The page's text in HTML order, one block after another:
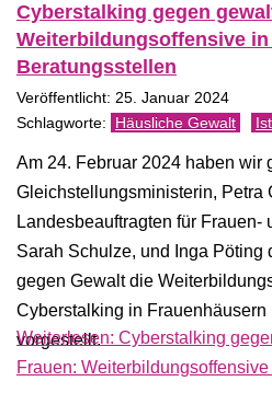
Cyberstalking gegen
Weiterbildungsoffensive
Beratungsstellen
Veröffentlicht: 25. Januar 2024
Häusliche Gewalt
Am 24. Februar 2024 haben wir
Gleichstellungsministerin, Petra
Landesbeauftragten für
Sarah Schulze, und Inga Pöting
gegen Gewalt die
Cyberstalking in
vorgestellt.
Weiterlesen: Cyberstalking
Frauen: